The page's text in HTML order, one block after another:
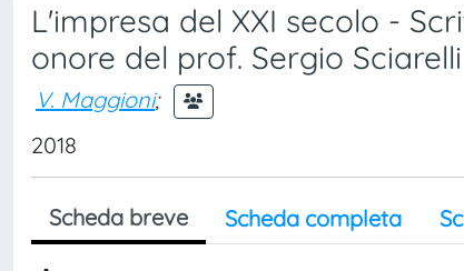
L'impresa del XXI secolo -
onore del prof. Sergio Sciarelli
V. Maggioni;
2018
Scheda breve Scheda completa